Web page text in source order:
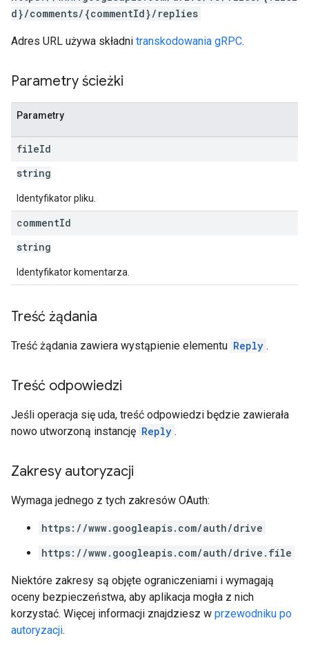
d}/comments/{commentId}/replies
Adres URL używa składni transkodowania gRPC.
Parametry ścieżki
Parametry
fileId
string
Identyfikator pliku.
commentId
string
Identyfikator komentarza.
Treść żądania
Treść żądania zawiera wystąpienie elementu Reply .
Treść odpowiedzi
Jeśli operacja się uda, treść odpowiedzi będzie zawierała
nowo utworzoną instancję Reply .
Zakresy autoryzacji
Wymaga jednego z tych zakresów OAuth:
https://www.googleapis.com/auth/drive
https://www.googleapis.com/auth/drive.file
Niektóre zakresy są objęte ograniczeniami i wymagają
oceny bezpieczeństwa, aby aplikacja mogła z nich
korzystać. Więcej informacji znajdziesz w przewodniku po
autoryzacji.